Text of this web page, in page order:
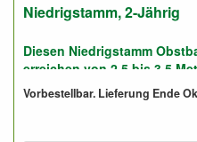
Niedrigstamm, 2-Jährig
Diesen Niedrigstamm
erreichen von 2,5 bis 3,5
Geeignet für gute und für
Vorbestellbar. Lieferung Ende